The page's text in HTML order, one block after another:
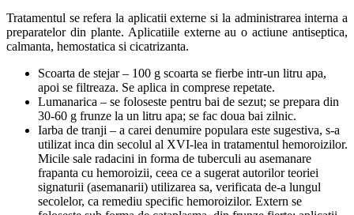
Tratamentul se refera la aplicatii externe si la administrarea interna a
preparatelor din plante. Aplicatiile externe au o actiune antiseptica,
calmanta, hemostatica si cicatrizanta.
Scoarta de stejar– 100 g scoarta se fierbe intr-un litru apa,
apoi se filtreaza. Se aplica in comprese repetate.
Lumanarica – se foloseste pentru bai de sezut; se prepara din
30-60 g frunze la un litru apa; se fac doua bai zilnic.
Iarba de tranji – a carei denumire populara este sugestiva, s-a
utilizat inca din secolul al XVI-lea in tratamentul hemoroizilor.
Micile sale radacini in forma de tuberculi au asemanare
frapanta cu hemoroizii, ceea ce a sugerat autorilor teoriei
signaturii (asemanarii) utilizarea sa, verificata de-a lungul
secolelor, ca remediu specific hemoroizilor. Extern se